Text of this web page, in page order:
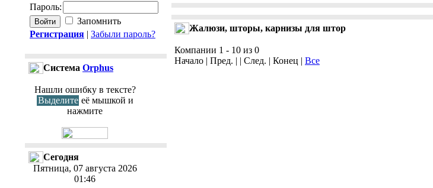
Пароль:
Запомнить
Регистрация | Забыли пароль?
Cистема Orphus
Нашли ошибку в тексте?
Выделите её мышкой и
нажмите
Сегодня
Пятница, 07 августа 2026
01:46
Жалюзи, шторы, карнизы для штор
Компании 1 - 10 из 0
Начало | Пред. | | След. | Конец | Все